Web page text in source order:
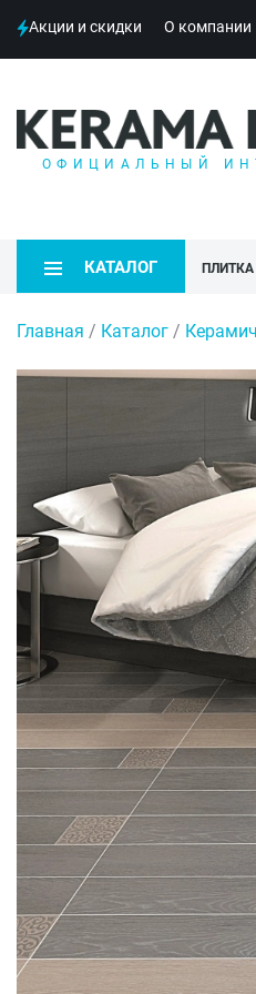
Акции и скидки О компании
ОФИЦИАЛЬНЫЙ
КАТАЛОГ
Главная / Каталог /